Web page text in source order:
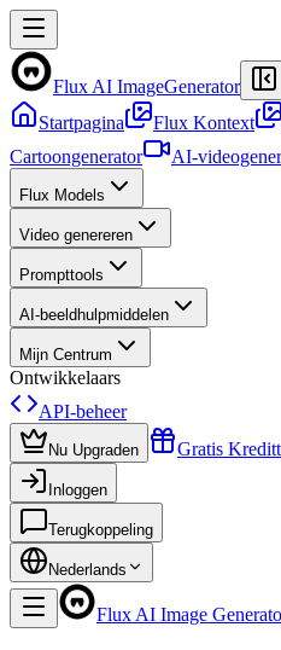
Flux AI ImageGenerator
Startpagina
Flux Kontext
Cartoongenerator
AI-
Flux Models
Video genereren
Prompttools
AI-beeldhulpmiddelen
Mijn Centrum
Ontwikkelaars
API-beheer
Nu Upgraden Gratis
Inloggen
Terugkoppeling
Nederlands
Flux AI Image